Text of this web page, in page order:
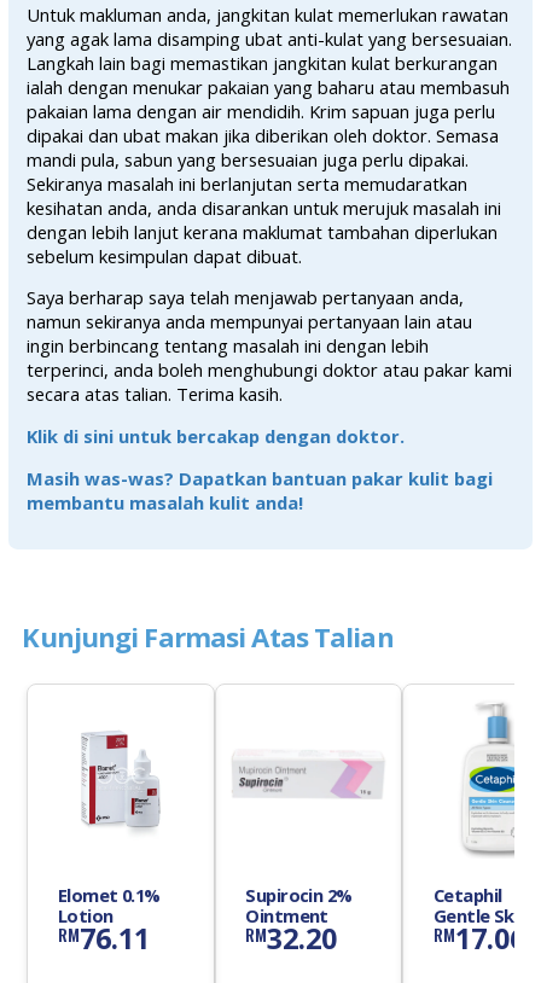
Untuk makluman anda, jangkitan kulat memerlukan rawatan
yang agak lama disamping ubat anti-kulat yang bersesuaian.
Langkah lain bagi memastikan jangkitan kulat berkurangan
ialah dengan menukar pakaian yang baharu atau membasuh
pakaian lama dengan air mendidih. Krim sapuan juga perlu
dipakai dan ubat makan jika diberikan oleh doktor. Semasa
mandi pula, sabun yang bersesuaian juga perlu dipakai.
Sekiranya masalah ini berlanjutan serta memudaratkan
kesihatan anda, anda disarankan untuk merujuk masalah ini
dengan lebih lanjut kerana maklumat tambahan diperlukan
sebelum kesimpulan dapat dibuat.
Saya berharap saya telah menjawab pertanyaan anda,
namun sekiranya anda mempunyai pertanyaan lain atau
ingin berbincang tentang masalah ini dengan lebih
terperinci, anda boleh menghubungi doktor atau pakar kami
secara atas talian. Terima kasih.
Klik di sini untuk bercakap dengan doktor.
Masih was-was? Dapatkan bantuan pakar kulit bagi
membantu masalah kulit anda!
Kunjungi Farmasi Atas Talian
Elomet 0.1%
Lotion
RM76.11
Supirocin 2%
Ointment
RM32.20
Cetaphil
Gentle Skin
Cleanser
RM17.06